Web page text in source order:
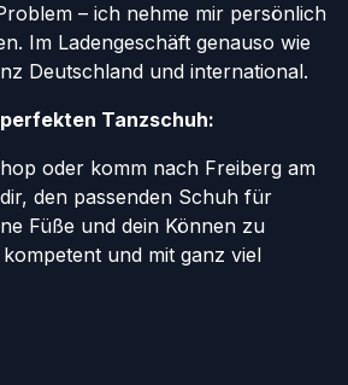
– ich nehme mir persönlich
Im Ladengeschäft genauso wie
Deutschland und international.
Tanzschuh:
oder komm nach Freiberg am
den passenden Schuh für
Füße und dein Können zu
und mit ganz viel